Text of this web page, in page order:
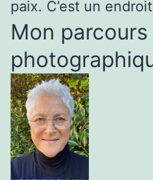
paix. C’est un
Mon parcours